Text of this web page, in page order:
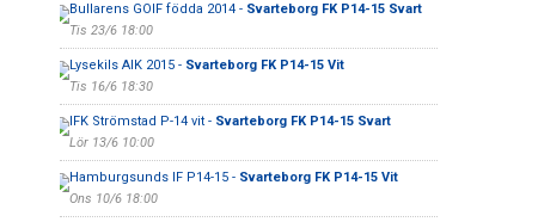
Bullarens GOIF födda 2014 - Svarteborg FK P14-15 Svart
Tis 23/6 18:00
Lysekils AIK 2015 - Svarteborg FK P14-15 Vit
Tis 16/6 18:30
IFK Strömstad P-14 vit - Svarteborg FK P14-15 Svart
Lör 13/6 10:00
Hamburgsunds IF P14-15 - Svarteborg FK P14-15 Vit
Ons 10/6 18:00